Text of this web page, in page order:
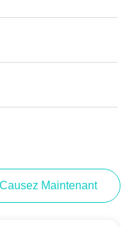
Causez Maintenant